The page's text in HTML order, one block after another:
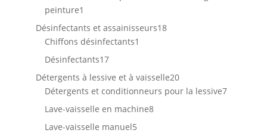
peinture1
produit
Désinfectants et assainisseurs1818
Chiffons désinfectants1
Désinfectants1717
produits
Détergents à lessive et à vaisselle2020
produits
Détergents et conditionneurs pour la lessive77
Lave-vaisselle en machine88
Lave-vaisselle manuel55